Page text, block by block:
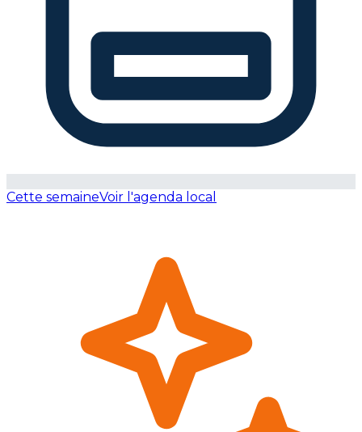
Cette semaineVoir l'agenda local